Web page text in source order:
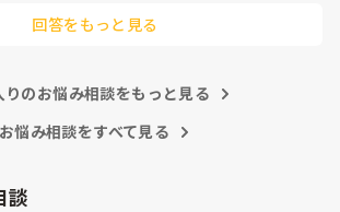
回答をもっと見る
りのお悩み相談をもっと見る
お悩み相談をすべて見る
談